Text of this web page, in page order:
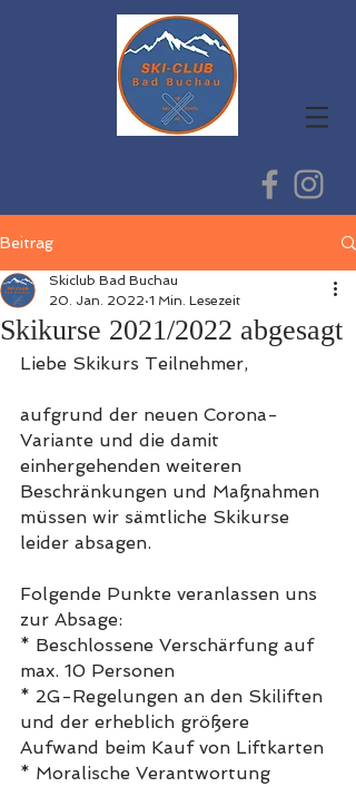
Beitrag
Skikurse 2021/2022 abgesagt
Skiclub Bad Buchau
20. Jan. 2022 1 Min. Lesezeit
Liebe Skikurs Teilnehmer,
aufgrund der neuen Corona-
Variante und die damit
einhergehenden weiteren
Beschränkungen und Maßnahmen
müssen wir sämtliche Skikurse
leider absagen.
Folgende Punkte veranlassen uns
zur Absage:
* Beschlossene Verschärfung auf
max. 10 Personen
* 2G-Regelungen an den Skiliften
und der erheblich größere
Aufwand beim Kauf von Liftkarten
* Moralische Verantwortung